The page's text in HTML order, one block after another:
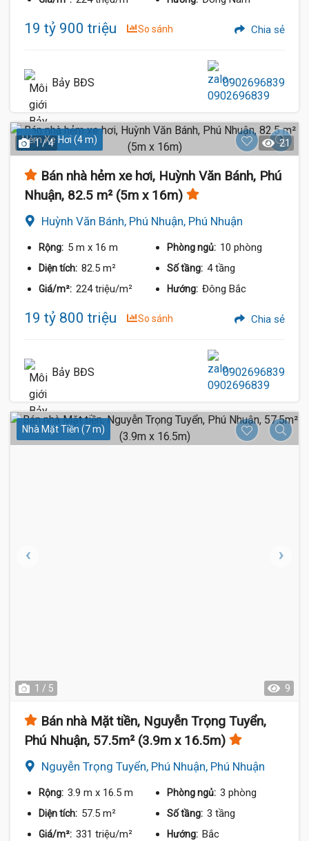
19 tỷ 900 triệu So sánh Chia sẻ
Bảy BĐS 0902696839
Hẻm Xe Hơi (4 m)
1 / 4 21
Bán nhà hẻm xe hơi, Huỳnh Văn Bánh, Phú
Nhuận, 82.5 m² (5m x 16m)
Huỳnh Văn Bánh, Phú Nhuận, Phú Nhuận
Rộng: 5 m x 16 m Phòng ngủ: 10 phòng
Diện tích: 82.5 m² Số tầng: 4 tầng
Giá/m²: 224 triệu/m² Hướng: Đông Bắc
19 tỷ 800 triệu So sánh Chia sẻ
Bảy BĐS 0902696839
Nhà Mặt Tiền (7 m)
1 / 5 9
Bán nhà Mặt tiền, Nguyễn Trọng Tuyển,
Phú Nhuận, 57.5m² (3.9m x 16.5m)
Nguyễn Trọng Tuyển, Phú Nhuận, Phú Nhuận
Rộng: 3.9 m x 16.5 m Phòng ngủ: 3 phòng
Diện tích: 57.5 m² Số tầng: 3 tầng
Giá/m²: 331 triệu/m² Hướng: Bắc